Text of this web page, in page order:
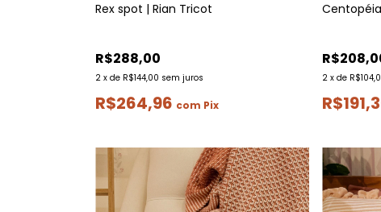
Rex spot | Rian Tricot
R$288,00
2 x de R$144,00 sem juros
R$264,96 com Pix
2 x de